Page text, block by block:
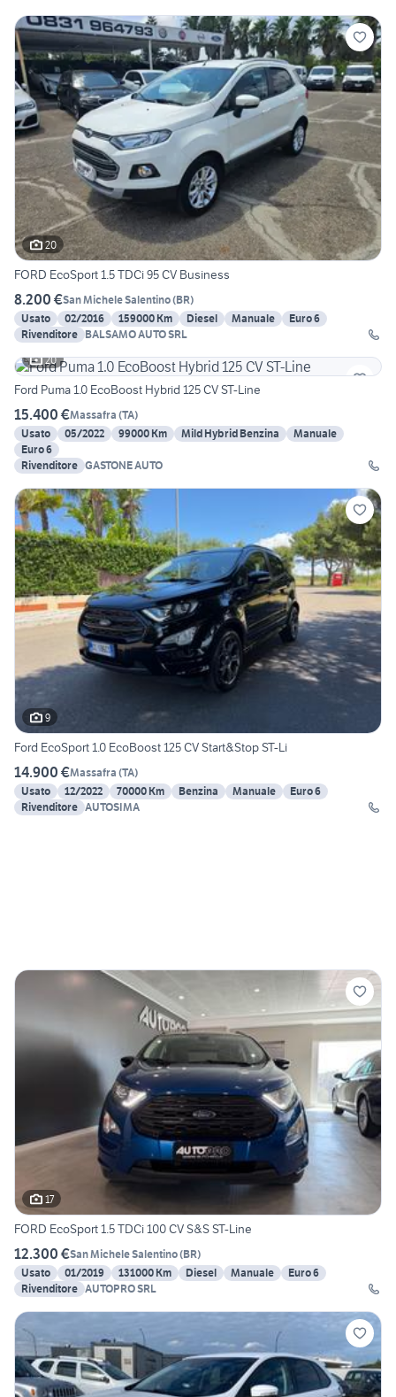
20
FORD EcoSport 1.5 TDCi 95 CV Business
8.200 €San Michele Salentino(BR)
Usato
02/2016 159000 Km Diesel Manuale
Euro 6
Rivenditore BALSAMO AUTO SRL
20
Ford Puma 1.0 EcoBoost Hybrid 125 CV ST-Line
15.400 €Massafra (TA)
Usato
05/2022 99000 Km Mild Hybrid Benzina
Manuale
Euro 6
Rivenditore GASTONE AUTO
9
Ford EcoSport 1.0 EcoBoost 125 CV Start&Stop ST-Li
14.900 €Massafra (TA)
Usato
12/2022 70000 Km Benzina Manuale
Euro 6
Rivenditore AUTOSIMA
17
FORD EcoSport 1.5 TDCi 100 CV S&S ST-Line
12.300 €San Michele Salentino(BR)
Usato
01/2019 131000 Km Diesel Manuale
Euro 6
Rivenditore AUTOPRO SRL